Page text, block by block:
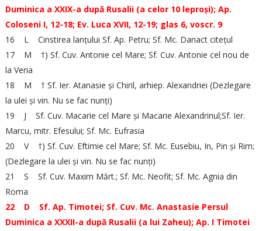
Duminica a XXIX-a după Rusalii (a celor 10 leproși); Ap.
Coloseni I, 12-18; Ev. Luca XVII, 12-19; glas 6, voscr. 9
16 L Cinstirea lanțului Sf. Ap. Petru; Sf. Mc. Danact citețul
17 M †) Sf. Cuv. Antonie cel Mare; Sf. Cuv. Antonie cel nou de
la Veria
18 M † Sf. Ier. Atanasie și Chiril, arhiep. Alexandriei (Dezlegare
la ulei și vin. Nu se fac nunți)
19 J Sf. Cuv. Macarie cel Mare și Macarie Alexandrinul;Sf. Ier.
Marcu, mitr. Efesului; Sf. Mc. Eufrasia
20 V †) Sf. Cuv. Eftimie cel Mare; Sf. Mc. Eusebiu, In, Pin și Rim;
(Dezlegare la ulei și vin. Nu se fac nunți)
21 S Sf. Cuv. Maxim Mărt.; Sf. Mc. Neofit; Sf. Mc. Agnia din
Roma
22 D Sf. Ap. Timotei; Sf. Cuv. Mc. Anastasie Persul
Duminica a XXXII-a după Rusalii (a lui Zaheu); Ap. I Timotei